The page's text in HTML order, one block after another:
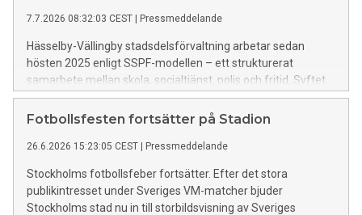
7.7.2026 08:32:03 CEST Pressmeddelande
Hässelby-Vällingby stadsdelsförvaltning arbetar sedan
hösten 2025 enligt SSPF-modellen – ett strukturerat
samarbete mellan skola, socialtjänst, polis och fritid. Syftet
är att förebygga brott och ge tidigt stöd till barn och unga
som riskerar att hamna i kriminalitet.
Fotbollsfesten fortsätter på Stadion
26.6.2026 15:23:05 CEST Pressmeddelande
Stockholms fotbollsfeber fortsätter. Efter det stora
publikintresset under Sveriges VM-matcher bjuder
Stockholms stad nu in till storbildsvisning av Sveriges